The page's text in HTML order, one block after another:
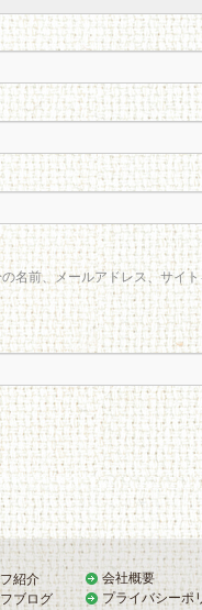
名前、メールアドレス、サイ
紹介
ブログ
会社概要
プライバシーポ